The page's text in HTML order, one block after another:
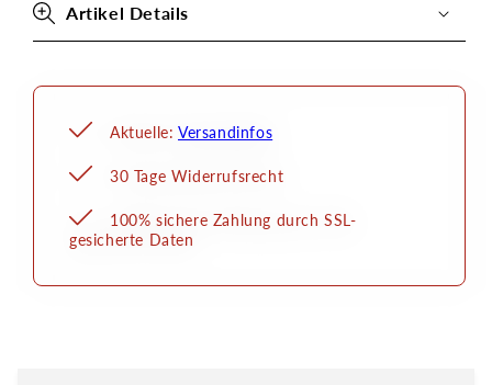
Artikel Details
Aktuelle: Versandinfos
30 Tage Widerrufsrecht
100% sichere Zahlung durch SSL-
gesicherte Daten